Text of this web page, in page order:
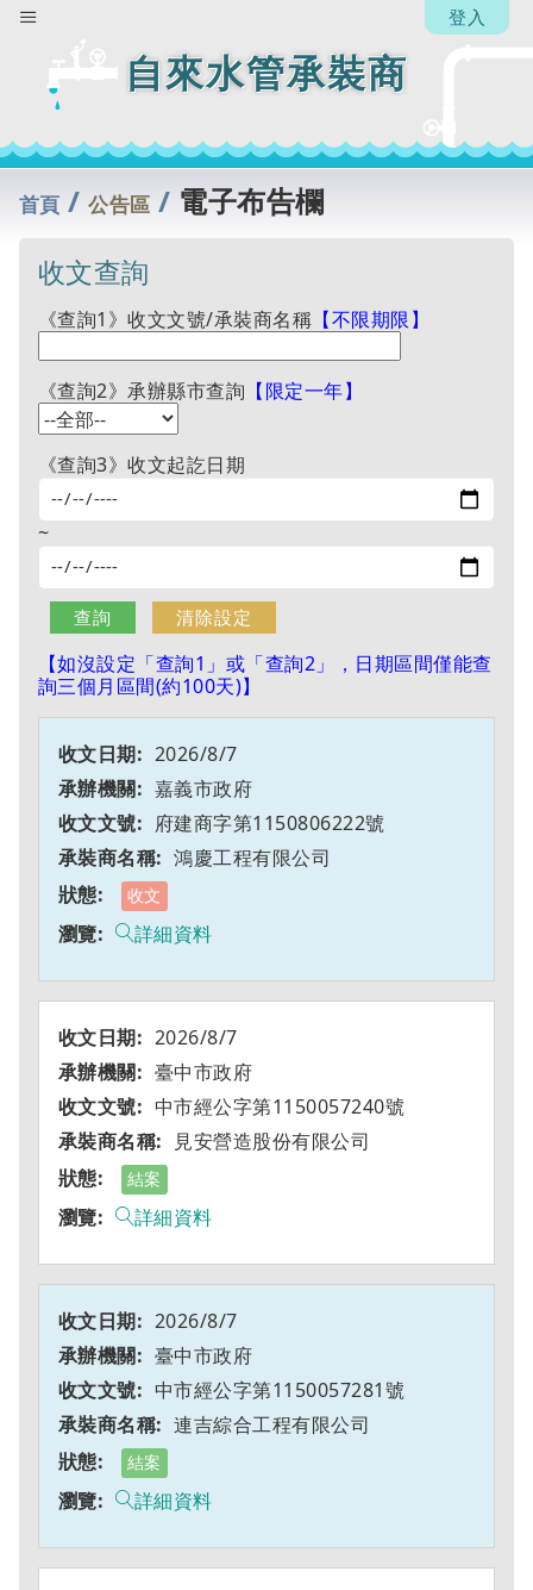
自來水管承裝商
登入
首頁 /公告區 / 電子布告欄
收文查詢
《查詢1》收文文號/承裝商名稱 【不限期限】
《查詢2》承辦縣市查詢 【限定一年】
《查詢3》收文起訖日期
~
【如沒設定「查詢1」或「查詢2」，日期區間僅能查
詢三個月區間(約100天)】
2026/8/7
嘉義市政府
府建商字第1150806222號
鴻慶工程有限公司
收文
詳細資料
2026/8/7
臺中市政府
中市經公字第1150057240號
見安營造股份有限公司
結案
詳細資料
2026/8/7
臺中市政府
中市經公字第1150057281號
連吉綜合工程有限公司
結案
詳細資料